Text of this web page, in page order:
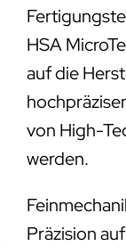
HSA
auf die
von High-
werden.
Präzision